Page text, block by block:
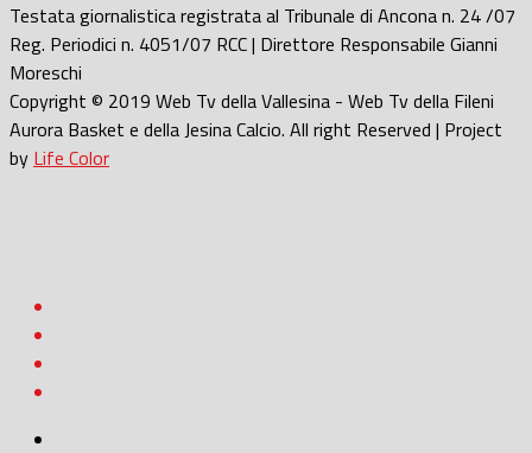
Testata giornalistica registrata al Tribunale di Ancona n. 24 /07
Reg. Periodici n. 4051/07 RCC | Direttore Responsabile Gianni
Moreschi
Copyright © 2019 Web Tv della Vallesina - Web Tv della Fileni
Aurora Basket e della Jesina Calcio. All right Reserved | Project
by Life Color